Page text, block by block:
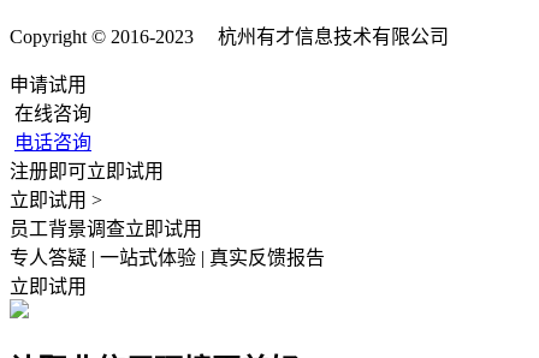
Copyright © 2016-2023 杭州有才信息技术有限公司
申请试用
在线咨询
电话咨询
注册即可立即试用
立即试用 >
员工背景调查立即试用
专人答疑 | 一站式体验 | 真实反馈报告
立即试用